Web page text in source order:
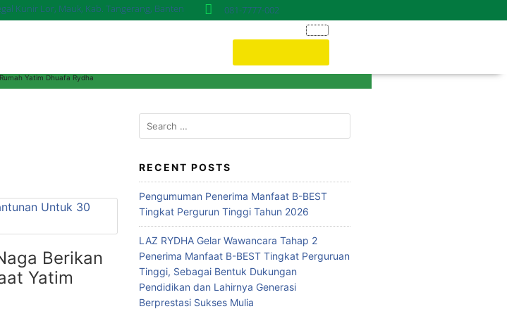
Kunir Lor, Mauk, Kab. Tangerang, Banten
081-7777-002
Berikan
Yatim
RECENT POSTS
Pengumuman Penerima Manfaat B-BEST
Tingkat Pergurun Tinggi Tahun 2026
LAZ RYDHA Gelar Wawancara Tahap 2
Penerima Manfaat B-BEST Tingkat Perguruan
Tinggi, Sebagai Bentuk Dukungan
Pendidikan dan Lahirnya Generasi
Berprestasi Sukses Mulia